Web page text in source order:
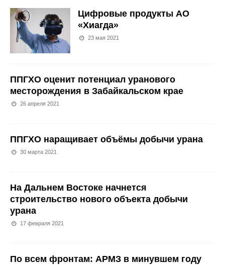
Цифровые продукты АО
«Хиагда»
23 мая 2021
ППГХО оценит потенциал уранового
месторождения в Забайкальском крае
26 апреля 2021
ППГХО наращивает объёмы добычи урана
30 марта 2021
На Дальнем Востоке начнется
строительство нового объекта добычи
урана
17 февраля 2021
По всем фронтам: АРМЗ в минувшем году